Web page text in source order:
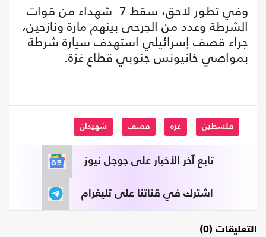
وفي تطور لاحق، سقط 7 شهداء من قوات
الشرطة وعدد من الجرحى بينهم مارة ونازحين،
جراء قصف إسرائيلي استهدف سيارة شرطة
بمواصي خانيونس جنوبي قطاع غزة.
فلسطين غزة قصف شهيدان
تابع آخر الأخبار على جوجل نيوز
اشترك في قناتنا على تليغرام
التعليقات (0)